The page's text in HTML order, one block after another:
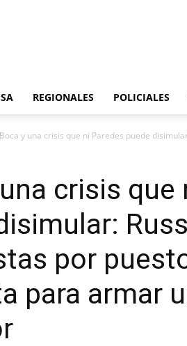
REGIONALES POLICIALES
Boca y una crisis que ni Paredes puede
crisis que
por
para armar